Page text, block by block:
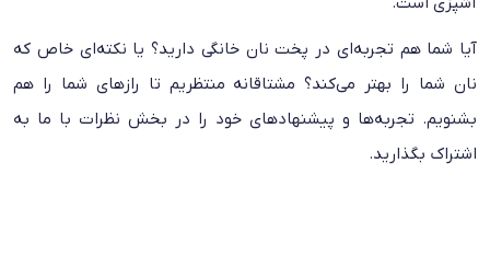
آیا شما هم تجربه‌ای در پخت نان خانگی دارید؟ یا نکته‌ای خاص که
نان شما را بهتر می‌کند؟ مشتاقانه منتظریم تا رازهای شما را هم
بشنویم. تجربه‌ها و پیشنهادهای خود را در بخش نظرات با ما به
اشتراک بگذارید.